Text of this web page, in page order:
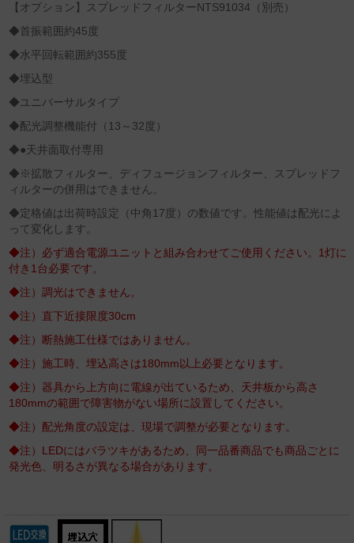
【オプション】スプレッドフィルターNTS91034（別売）
◆首振範囲約45度
◆水平回転範囲約355度
◆埋込型
◆ユニバーサルタイプ
◆配光調整機能付（13～32度）
◆●天井面取付専用
◆※拡散フィルター、ディフュージョンフィルター、スプレッドフ
ィルターの併用はできません。
◆定格値は出荷時設定（中角17度）の数値です。性能値は配光によ
って変化します。
◆注）必ず適合電源ユニットと組み合わせてご使用ください。1灯に
付き1台必要です。
◆注）調光はできません。
◆注）直下近接限度30cm
◆注）断熱施工仕様ではありません。
◆注）施工時、埋込高さは180mm以上必要となります。
◆注）器具から上方向に電線が出ているため、天井板から高さ
180mmの範囲で障害物がない場所に設置してください。
◆注）配光角度の設定は、現場で調整が必要となります。
◆注）LEDにはバラツキがあるため、同一品番商品でも商品ごとに
発光色、明るさが異なる場合があります。